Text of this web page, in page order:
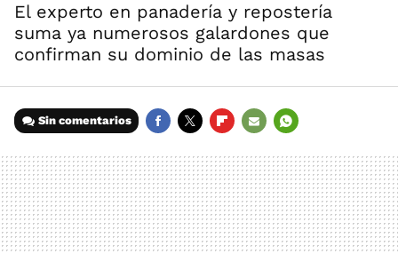
El experto en panadería y repostería
suma ya numerosos galardones que
confirman su dominio de las masas
Sin comentarios
MAIL